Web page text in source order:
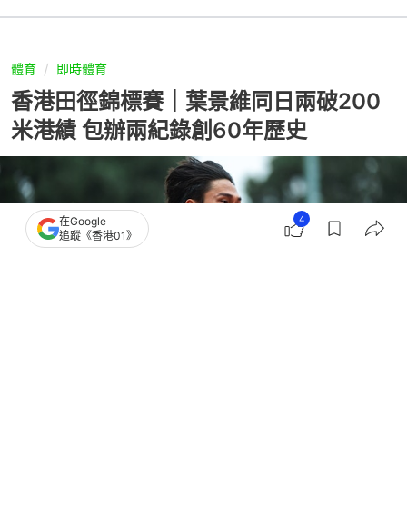
體育 即時體育
香港田徑錦標賽｜葉景維同日兩破200
米港績 包辦兩紀錄創60年歷史
在Google
追蹤《香港01》
4